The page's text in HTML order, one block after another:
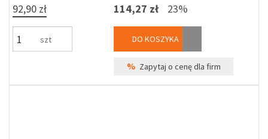
92,90 zł
szt
114,27 zł 23%
DO KOSZYKA
% Zapytaj o cenę dla firm